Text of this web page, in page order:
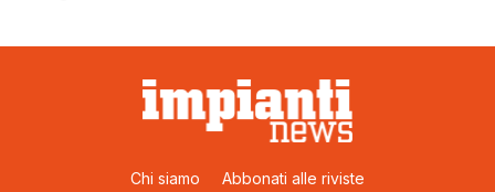
Chi siamo Abbonati alle riviste